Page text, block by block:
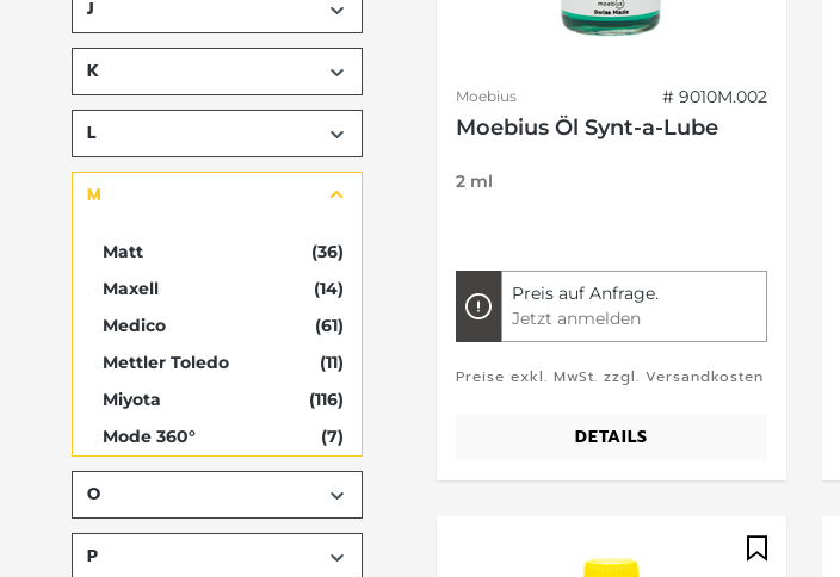
J
K
L
M
(36)
Matt
(14)
Maxell
(61)
Medico
(11)
Mettler Toledo
(116)
Miyota
(7)
Mode 360°
(56)
Moebius
O
P
Moebius # 9010M.002
Moebius Öl Synt-a-Lube
2 ml
Preis auf Anfrage.
Jetzt anmelden
Preise exkl. MwSt. zzgl. Versandkosten
DETAILS